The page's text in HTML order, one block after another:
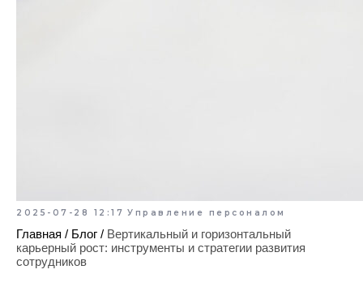
2025-07-28 12:17 Управление персоналом
Главная / Блог / Вертикальный и горизонтальный
карьерный рост: инструменты и стратегии развития
сотрудников